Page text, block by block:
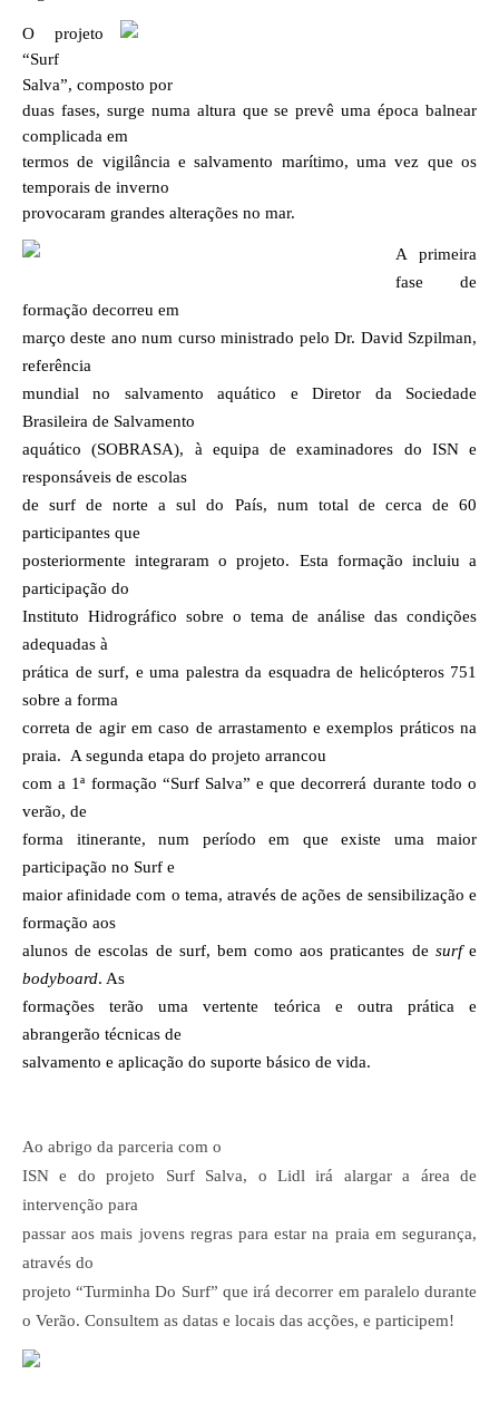
O projeto
“Surf
Salva”, composto por
duas fases, surge numa altura que se prevê uma época balnear
complicada em
termos de vigilância e salvamento marítimo, uma vez que os
temporais de inverno
provocaram grandes alterações no mar.
A primeira
fase de
formação decorreu em
março deste ano num curso ministrado pelo Dr. David Szpilman,
referência
mundial no salvamento aquático e Diretor da Sociedade
Brasileira de Salvamento
aquático (SOBRASA), à equipa de examinadores do ISN e
responsáveis de escolas
de surf de norte a sul do País, num total de cerca de 60
participantes que
posteriormente integraram o projeto. Esta formação incluiu a
participação do
Instituto Hidrográfico sobre o tema de análise das condições
adequadas à
prática de surf, e uma palestra da esquadra de helicópteros 751
sobre a forma
correta de agir em caso de arrastamento e exemplos práticos na
praia. A segunda etapa do projeto arrancou
com a 1ª formação “Surf Salva” e que decorrerá durante todo o
verão, de
forma itinerante, num período em que existe uma maior
participação no Surf e
maior afinidade com o tema, através de ações de sensibilização e
formação aos
alunos de escolas de surf, bem como aos praticantes de surfe
bodyboard. As
formações terão uma vertente teórica e outra prática e
abrangerão técnicas de
salvamento e aplicação do suporte básico de vida.
Ao abrigo da parceria com o
ISN e do projeto Surf Salva, o Lidl irá alargar a área de
intervenção para
passar aos mais jovens regras para estar na praia em segurança,
através do
projeto “Turminha Do Surf” que irá decorrer em paralelo durante
o Verão. Consultem as datas e locais das acções, e participem!